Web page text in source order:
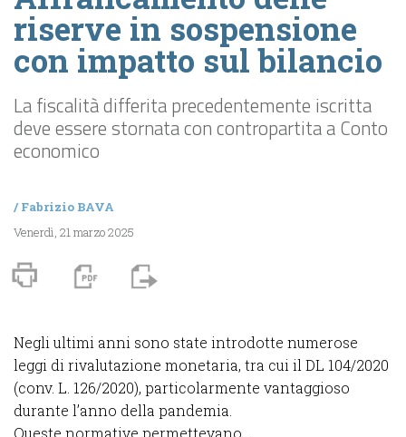
riserve in sospensione
con impatto sul bilancio
La fiscalità differita precedentemente iscritta
deve essere stornata con contropartita a Conto
economico
/Fabrizio BAVA
Venerdì, 21 marzo 2025
Negli ultimi anni sono state introdotte numerose
leggi di rivalutazione monetaria, tra cui il DL 104/2020
(conv. L. 126/2020), particolarmente vantaggioso
durante l’anno della pandemia.
Queste normative permettevano ...